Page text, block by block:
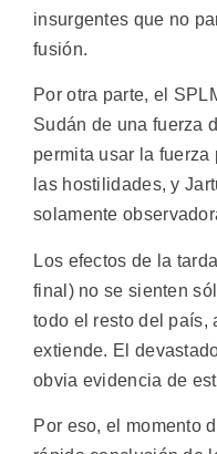
insurgentes que no
fusión.
Por otra parte, el
Sudán de una fuerza
permita usar la
las hostilidades, y
solamente
Los efectos de la
final) no se sienten
todo el resto del país,
extiende. El
obvia evidencia de
Por eso, el